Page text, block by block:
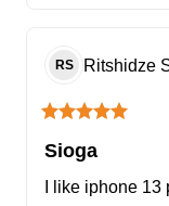
RS Ritshidze
Sioga
I like iphone